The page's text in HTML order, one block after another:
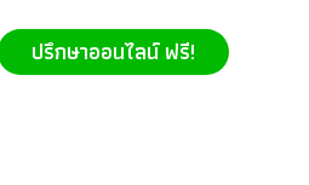
ปรึกษาออนไลน์ ฟรี!